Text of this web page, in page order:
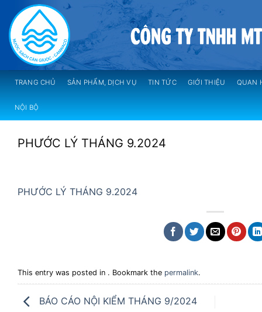
content
TRANG CHỦ SẢN PHẨM, DỊCH VỤ TIN TỨC GIỚI THIỆU QUAN
NỘI BỘ
PHƯỚC LÝ THÁNG 9.2024
PHƯỚC LÝ THÁNG 9.2024
This entry was posted in . Bookmark the permalink.
BÁO CÁO NỘI KIỂM THÁNG 9/2024